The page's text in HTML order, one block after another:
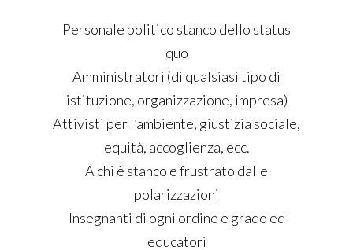
Personale politico stanco dello status
quo
Amministratori (di qualsiasi tipo di
istituzione, organizzazione, impresa)
Attivisti per l’ambiente, giustizia sociale,
equità, accoglienza, ecc.
A chi è stanco e frustrato dalle
polarizzazioni
Insegnanti di ogni ordine e grado ed
educatori